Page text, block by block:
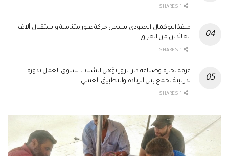
منفذ البوكمال الحدودي يسجل حركة عبور متنامية واستقبال آلاف
العائدين من العراق
غرفة تجارة وصناعة دير الزور تؤهل الشباب لسوق العمل بدورة
تدريبية تجمع بين الريادة والتطبيق العملي